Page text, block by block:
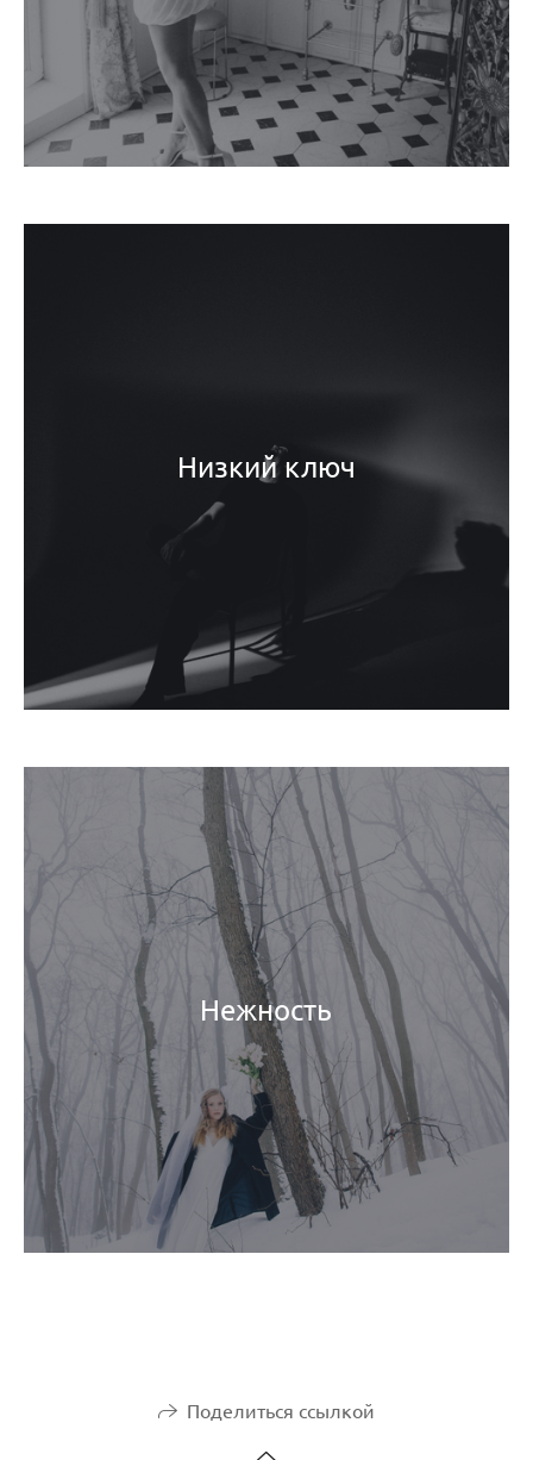
Низкий ключ
Нежность
Поделиться ссылкой